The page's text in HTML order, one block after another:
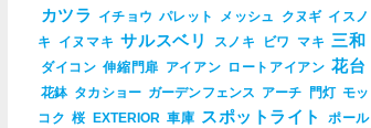
カツラ
イチョウ パレット メッシュ クヌギ イスノ
キ
イヌマキ サルスベリ スノキ ビワ マキ 三和
ダイコン 伸縮門扉 アイアン ロートアイアン 花台
花鉢 タカショー ガーデンフェンス アーチ 門灯 モッ
コク 桜 EXTERIOR 車庫 スポットライト
ポール